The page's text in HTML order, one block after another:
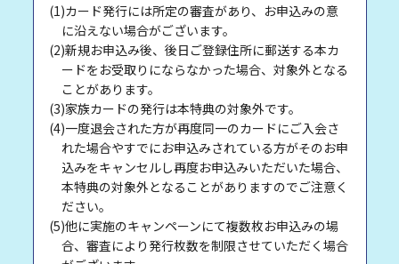
(1)カード発行には所定の審査があり、お申込みの意
に沿えない場合がございます。
(2)新規お申込み後、後日ご登録住所に郵送する本カ
ードをお受取りにならなかった場合、対象外となる
ことがあります。
(3)家族カードの発行は本特典の対象外です。
(4)一度退会された方が再度同一のカードにご入会さ
れた場合やすでにお申込みされている方がそのお申
込みをキャンセルし再度お申込みいただいた場合、
本特典の対象外となることがありますのでご注意く
ださい。
(5)他に実施のキャンペーンにて複数枚お申込みの場
合、審査により発行枚数を制限させていただく場合